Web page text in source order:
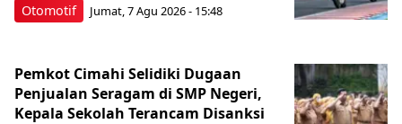
Otomotif Jumat, 7 Agu 2026 - 15:48
Pemkot Cimahi Selidiki Dugaan
Penjualan Seragam di SMP Negeri,
Kepala Sekolah Terancam Disanksi